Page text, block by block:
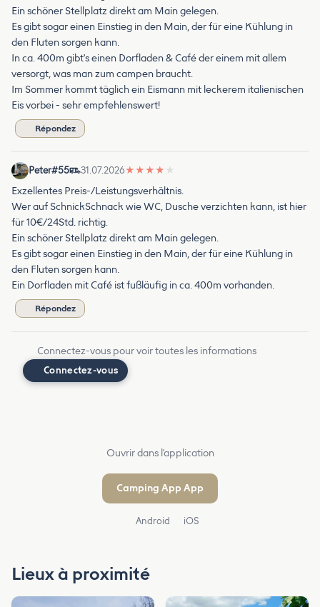
Ein schöner Stellplatz direkt am Main gelegen.
Es gibt sogar einen Einstieg in den Main, der für eine Kühlung in
den Fluten sorgen kann.
In ca. 400m gibt's einen Dorfladen & Café der einem mit allem
versorgt, was man zum campen braucht.
Im Sommer kommt täglich ein Eismann mit leckerem italienischen
Eis vorbei - sehr empfehlenswert!
Répondez
Peter#55 31.07.2026★ ★ ★ ★ ★
Exzellentes Preis-/Leistungsverhältnis.
Wer auf SchnickSchnack wie WC, Dusche verzichten kann, ist hier
für 10€/24Std. richtig.
Ein schöner Stellplatz direkt am Main gelegen.
Es gibt sogar einen Einstieg in den Main, der für eine Kühlung in
den Fluten sorgen kann.
Ein Dorfladen mit Café ist fußläufig in ca. 400m vorhanden.
Répondez
Connectez-vous pour voir toutes les informations
Connectez-vous
Ouvrir dans l'application
Camping App App
Android iOS
Lieux à proximité